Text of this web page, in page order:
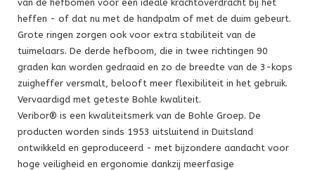
van de hefbomen voor een ideale krachtoverdracht bij het
heffen - of dat nu met de handpalm of met de duim gebeurt.
Grote ringen zorgen ook voor extra stabiliteit van de
tuimelaars. De derde hefboom, die in twee richtingen 90
graden kan worden gedraaid en zo de breedte van de 3-kops
zuigheffer versmalt, belooft meer flexibiliteit in het gebruik.
Vervaardigd met geteste Bohle kwaliteit.
Veribor® is een kwaliteitsmerk van de Bohle Groep. De
producten worden sinds 1953 uitsluitend in Duitsland
ontwikkeld en geproduceerd - met bijzondere aandacht voor
hoge veiligheid en ergonomie dankzij meerfasige